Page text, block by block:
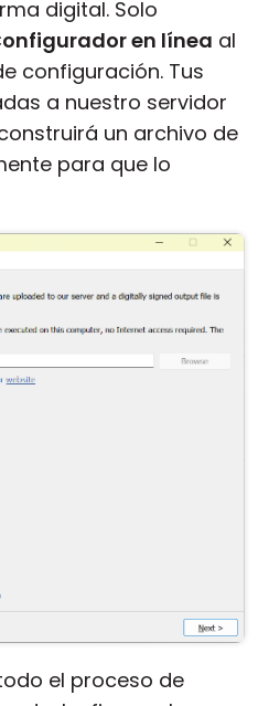
digital. Solo
en línea al
configuración. Tus
a nuestro servidor
un archivo de
para que lo
el proceso de